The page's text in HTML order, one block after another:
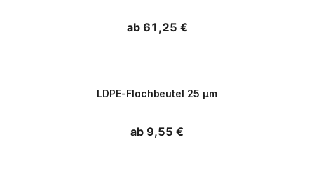
Normaler Preis
ab 61,25 €
LDPE-Flachbeutel 25 µm
Normaler Preis
ab 9,55 €